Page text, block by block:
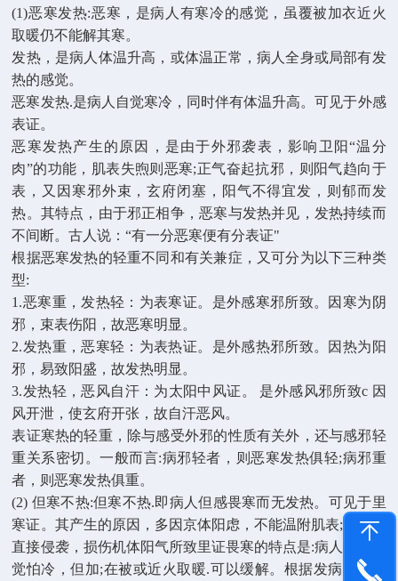
(1)恶寒发热:恶寒，是病人有寒冷的感觉，虽覆被加衣近火
取暖仍不能解其寒。
发热，是病人体温升高，或体温正常，病人全身或局部有发
热的感觉。
恶寒发热.是病人自觉寒冷，同时伴有体温升高。可见于外感
表证。
恶寒发热产生的原因，是由于外邪袭表，影响卫阳“温分
肉”的功能，肌表失煦则恶寒;正气奋起抗邪，则阳气趋向于
表，又因寒邪外束，玄府闭塞，阳气不得宜发，则郁而发
热。其特点，由于邪正相争，恶寒与发热并见，发热持续而
不间断。古人说：“有一分恶寒便有分表证"
根据恶寒发热的轻重不同和有关兼症，又可分为以下三种类
型:
1.恶寒重，发热轻：为表寒证。是外感寒邪所致。因寒为阴
邪，束表伤阳，故恶寒明显。
2.发热重，恶寒轻：为表热证。是外感热邪所致。因热为阳
邪，易致阳盛，故发热明显。
3.发热轻，恶风自汗：为太阳中风证。 是外感风邪所致c 因
风开泄，使玄府开张，故自汗恶风。
表证寒热的轻重，除与感受外邪的性质有关外，还与感邪轻
重关系密切。一般而言:病邪轻者，则恶寒发热俱轻;病邪重
者，则恶寒发热俱重。
(2) 但寒不热:但寒不热.即病人但感畏寒而无发热。可见于里
寒证。其产生的原因，多因京体阳虑，不能温附肌表;或寒邪
直接侵袭，损伤机体阳气所致里证畏寒的特点是:病人经常归
觉怕冷，但加;在被或近火取暖.可以缓解。根据发病的缓急